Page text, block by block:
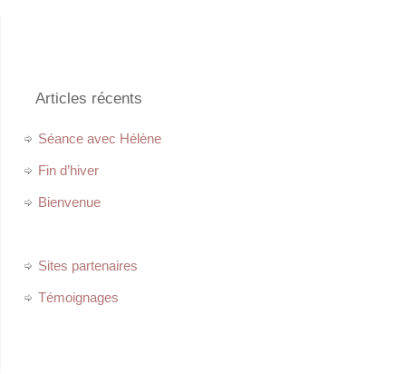
Articles récents
Séance avec Hélène
Fin d’hiver
Bienvenue
Sites partenaires
Témoignages